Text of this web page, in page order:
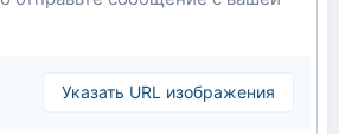
Указать URL изображения